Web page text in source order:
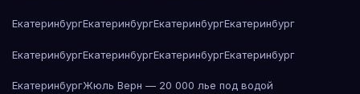
ЕкатеринбургЕкатеринбургЕкатеринбургЕкатеринбург
ЕкатеринбургЕкатеринбургЕкатеринбургЕкатеринбург
ЕкатеринбургЖюль Верн — 20 000 лье под водой